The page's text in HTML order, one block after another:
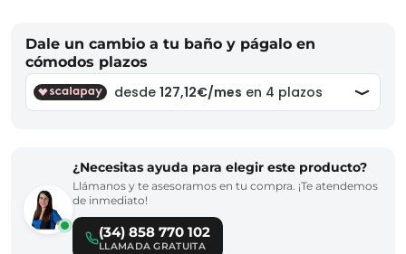
Dale un cambio a tu baño y págalo en
cómodos plazos
¿Necesitas ayuda para elegir este producto?
Llámanos y te asesoramos en tu compra. ¡Te atendemos
de inmediato!
(34) 858 770 102
LLAMADA GRATUITA